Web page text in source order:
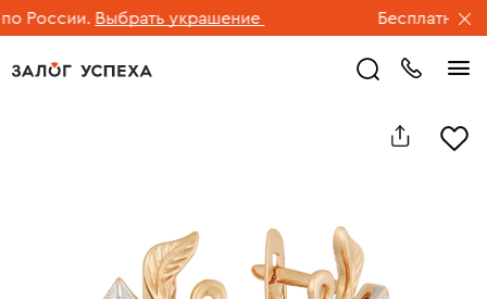
России. Выбрать украшение Бесплатная